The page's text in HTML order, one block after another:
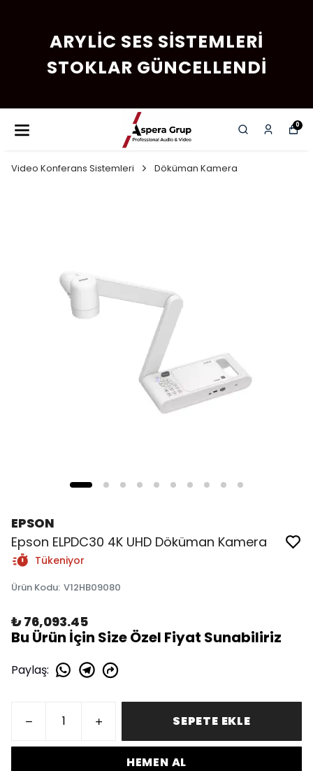
ARYLIC SES SISTEMLERI
STOKLAR GÜNCELLENDI
0
Video Konferans Sistemleri Döküman Kamera
EPSON
Epson ELPDC30 4K UHD Döküman Kamera
Tükeniyor
Ürün Kodu: V12HB09080
₺ 76,093.45
Bu Ürün İçin Size Özel Fiyat Sunabiliriz
Paylaş:
SEPETE EKLE
HEMEN AL